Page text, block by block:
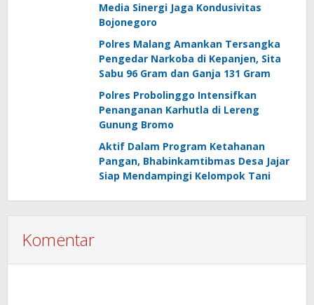
Media Sinergi Jaga Kondusivitas
Bojonegoro
Polres Malang Amankan Tersangka
Pengedar Narkoba di Kepanjen, Sita
Sabu 96 Gram dan Ganja 131 Gram
Polres Probolinggo Intensifkan
Penanganan Karhutla di Lereng
Gunung Bromo
Aktif Dalam Program Ketahanan
Pangan, Bhabinkamtibmas Desa Jajar
Siap Mendampingi Kelompok Tani
Komentar